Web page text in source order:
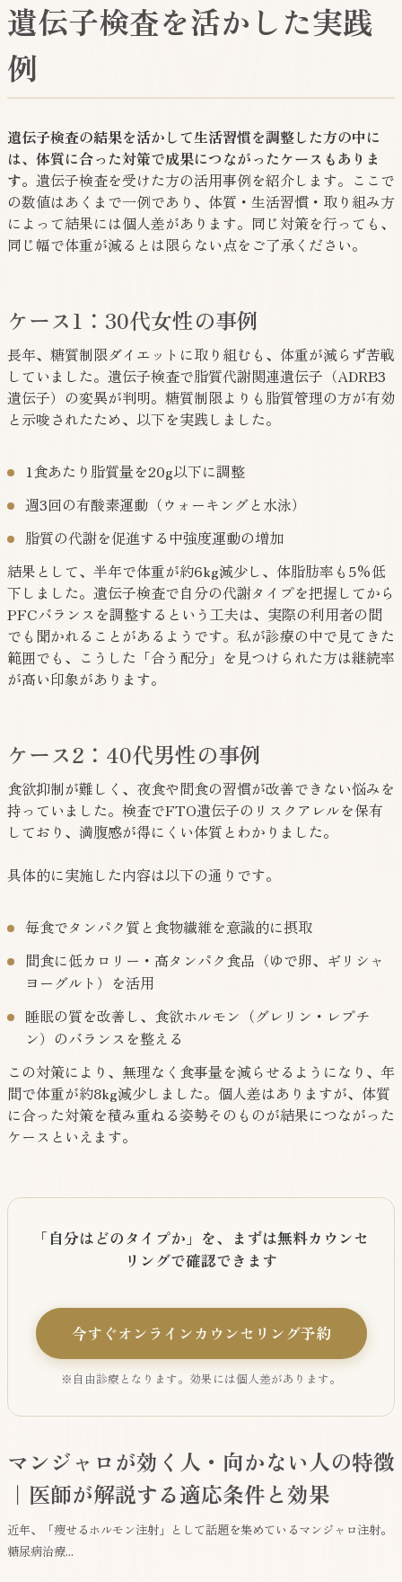
遺伝子検査を活かした実践
例
遺伝子検査の結果を活かして生活習慣を調整した方の中に
は、体質に合った対策で成果につながったケースもありま
す。 遺伝子検査を受けた方の活用事例を紹介します。ここで
の数値はあくまで一例であり、体質・生活習慣・取り組み方
によって結果には個人差があります。同じ対策を行っても、
同じ幅で体重が減るとは限らない点をご了承ください。
ケース1：30代女性の事例
長年、糖質制限ダイエットに取り組むも、体重が減らず苦戦
していました。遺伝子検査で脂質代謝関連遺伝子（ADRB3
遺伝子）の変異が判明。糖質制限よりも脂質管理の方が有効
と示唆されたため、以下を実践しました。
1食あたり脂質量を20g以下に調整
週3回の有酸素運動（ウォーキングと水泳）
脂質の代謝を促進する中強度運動の増加
結果として、半年で体重が約6kg減少し、体脂肪率も5%低
下しました。遺伝子検査で自分の代謝タイプを把握してから
PFCバランスを調整するという工夫は、実際の利用者の間
でも聞かれることがあるようです。私が診療の中で見てきた
範囲でも、こうした「合う配分」を見つけられた方は継続率
が高い印象があります。
ケース2：40代男性の事例
食欲抑制が難しく、夜食や間食の習慣が改善できない悩みを
持っていました。検査でFTO遺伝子のリスクアレルを保有
しており、満腹感が得にくい体質とわかりました。
具体的に実施した内容は以下の通りです。
毎食でタンパク質と食物繊維を意識的に摂取
間食に低カロリー・高タンパク食品（ゆで卵、ギリシャ
ヨーグルト）を活用
睡眠の質を改善し、食欲ホルモン（グレリン・レプチ
ン）のバランスを整える
この対策により、無理なく食事量を減らせるようになり、年
間で体重が約8kg減少しました。個人差はありますが、体質
に合った対策を積み重ねる姿勢そのものが結果につながった
ケースといえます。
「自分はどのタイプか」を、まずは無料カウンセ
リングで確認できます
今すぐオンラインカウンセリング予約
※自由診療となります。効果には個人差があります。
マンジャロが効く人・向かない人の特徴
｜医師が解説する適応条件と効果
近年、「痩せるホルモン注射」として話題を集めているマンジャロ注射。
糖尿病治療...